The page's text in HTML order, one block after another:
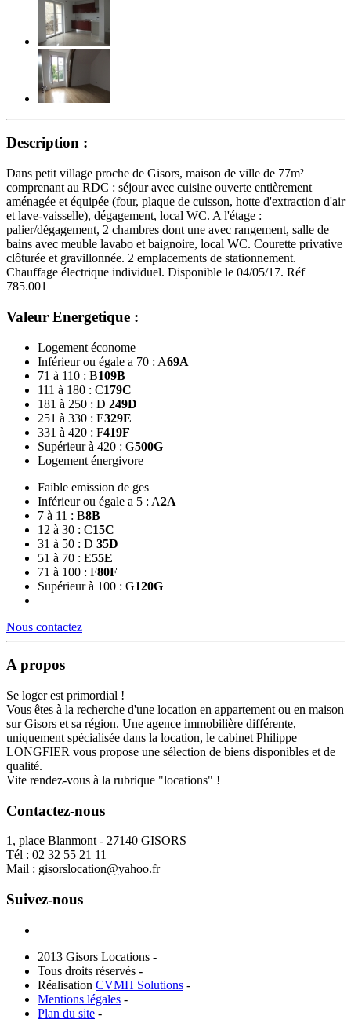
Description :
Dans petit village proche de Gisors, maison de ville de 77m²
comprenant au RDC : séjour avec cuisine ouverte entièrement
aménagée et équipée (four, plaque de cuisson, hotte d'extraction d'air
et lave-vaisselle), dégagement, local WC. A l'étage :
palier/dégagement, 2 chambres dont une avec rangement, salle de
bains avec meuble lavabo et baignoire, local WC. Courette privative
clôturée et gravillonnée. 2 emplacements de stationnement.
Chauffage électrique individuel. Disponible le 04/05/17. Réf
785.001
Valeur Energetique :
Logement économe
Inférieur ou égale a 70 : A69A
71 à 110 : B109B
111 à 180 : C179C
181 à 250 : D 249D
251 à 330 : E329E
331 à 420 : F419F
Supérieur à 420 : G500G
Logement énergivore
Faible emission de ges
Inférieur ou égale a 5 : A2A
7 à 11 : B8B
12 à 30 : C15C
31 à 50 : D 35D
51 à 70 : E55E
71 à 100 : F80F
Supérieur à 100 : G120G
Nous contactez
A propos
Se loger est primordial !
Vous êtes à la recherche d'une location en appartement ou en maison
sur Gisors et sa région. Une agence immobilière différente,
uniquement spécialisée dans la location, le cabinet Philippe
LONGFIER vous propose une sélection de biens disponibles et de
qualité.
Vite rendez-vous à la rubrique "locations" !
Contactez-nous
1, place Blanmont - 27140 GISORS
Tél : 02 32 55 21 11
Mail : gisorslocation@yahoo.fr
Suivez-nous
2013 Gisors Locations -
Tous droits réservés -
Réalisation CVMH Solutions -
Mentions légales -
Plan du site -